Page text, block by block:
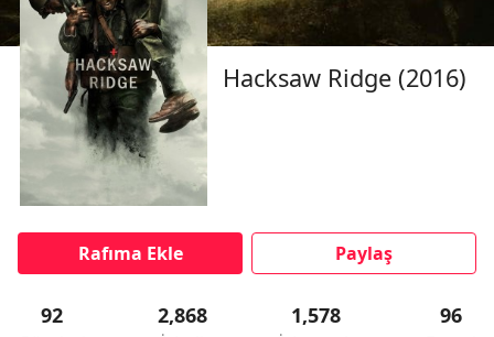
Hacksaw Ridge (2016)
Rafıma Ekle Paylaş
92 2,868 1,578 96